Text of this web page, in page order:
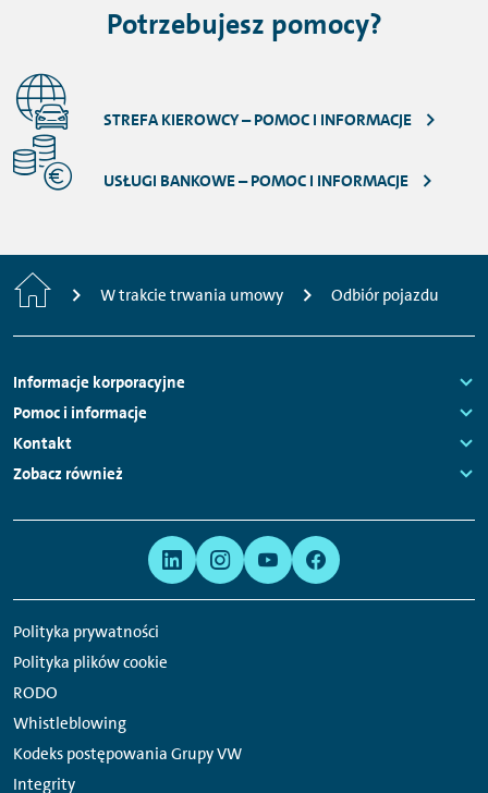
Potrzebujesz pomocy?
STREFA KIEROWCY – POMOC I INFORMACJE
USŁUGI BANKOWE – POMOC I INFORMACJE
Strona W trakcie trwania umowy Odbiór pojazdu
Nawigacja
stopki
Informacje korporacyjne
Links:
Pomoc i informacje
Links:
Kontakt
Links:
Zobacz również
Polityka prywatności
Polityka plików cookie
RODO
Whistleblowing
Kodeks postępowania Grupy VW
Integrity
serwisów
społecznościowych